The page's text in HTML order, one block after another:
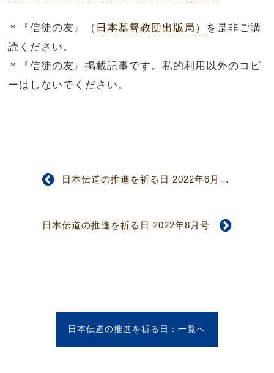
＊『信徒の友』（ 日本基督教団出版局） を是非ご購
読ください。
＊『信徒の友』掲載記事です。私的利用以外のコピ
ーはしないでください。
日本伝道の推進を祈る日 2022年6月号
日本伝道の推進を祈る日 2022年8月号
日本伝道の推進を祈る日